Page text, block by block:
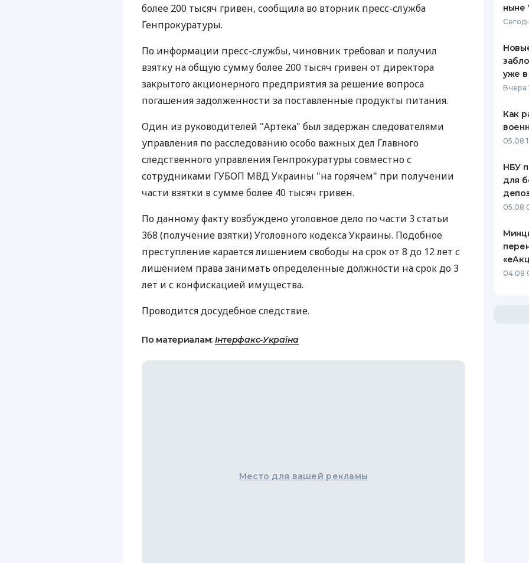
ПУТЕВОДИТЕЛИ ПО
БАНКОВСКИМ КАРТАМ
ВСЕ
более 200 тысяч гривен, сообщила во вторник пресс-служба
Генпрокуратуры.
По информации пресс-службы, чиновник требовал и получил
взятку на общую сумму более 200 тысяч гривен от директора
закрытого акционерного предприятия за решение вопроса
погашения задолженности за поставленные продукты питания.
Один из руководителей "Артека" был задержан следователями
управления по расследованию особо важных дел Главного
следственного управления Генпрокуратуры совместно с
сотрудниками ГУБОП МВД Украины "на горячем" при получении
части взятки в сумме более 40 тысяч гривен.
По данному факту возбуждено уголовное дело по части 3 статьи
368 (получение взятки) Уголовного кодекса Украины. Подобное
преступление карается лишением свободы на срок от 8 до 12 лет с
лишением права занимать определенные должности на срок до 3
лет и с конфискацией имущества.
Проводится досудебное следствие.
По материалам: Інтерфакс-Україна
Место для вашей рекламы
ныне
уже в
Вчера
Как
05.08
НБУ
для
05.08
04.08